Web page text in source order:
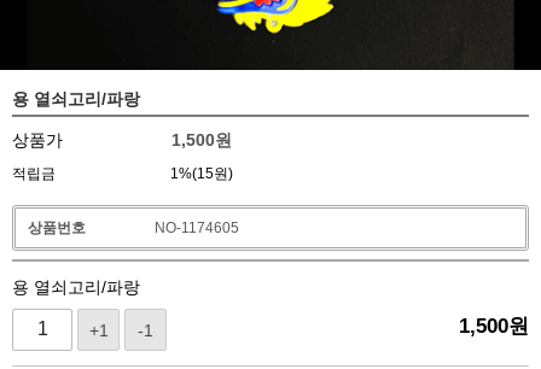
용 열쇠고리/파랑
상품가 1,500원
적립금 1%(15원)
상품번호 NO-1174605
용 열쇠고리/파랑
+1 -1 1,500원